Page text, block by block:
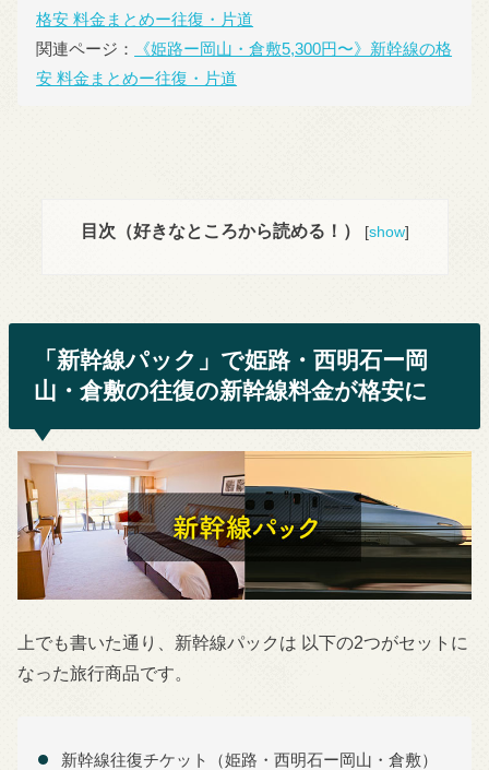
格安 料金まとめー往復・片道
関連ページ：
《姫路ー岡山・倉敷5,300円〜》新幹線の格
安 料金まとめー往復・片道
目次（好きなところから読める！） [show]
「新幹線パック」で姫路・西明石ー岡
山・倉敷の往復の新幹線料金が格安に
上でも書いた通り、新幹線パックは 以下の2つがセットに
なった旅行商品です。
新幹線往復チケット（姫路・西明石ー岡山・倉敷）